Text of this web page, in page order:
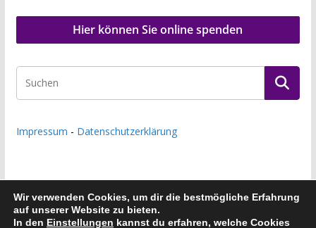
Hier können Sie online spenden
Impressum - Datenschutzerklärung
Copyright © 2026Evangelische Kirchengemeinde Frankfurt
Wir verwenden Cookies, um dir die bestmögliche Erfahrung
auf unserer Website zu bieten.
In den Einstellungen kannst du erfahren, welche Cookies